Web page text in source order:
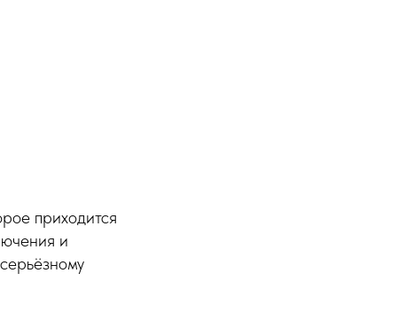
приходится
и